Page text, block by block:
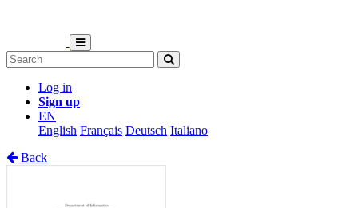
Log in
Sign up
EN
English Français Deutsch Italiano
Back